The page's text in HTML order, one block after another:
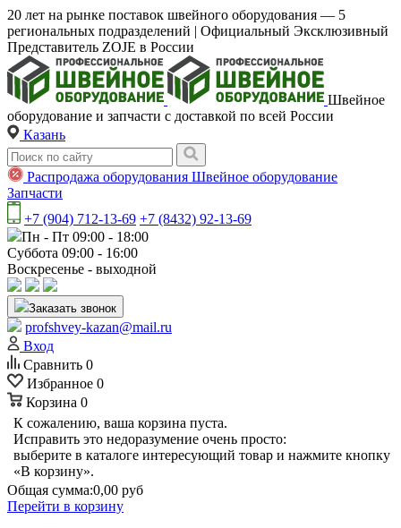
20 лет на рынке поставок швейного оборудования — 5
региональных подразделений | Официальный Эксклюзивный
Представитель ZOJE в России
Швейное
оборудование и запчасти с доставкой по всей России
Казань
Распродажа оборудования Швейное оборудование
Запчасти
+7 (904) 712-13-69 +7 (8432) 92-13-69
Пн - Пт 09:00 - 18:00
Суббота 09:00 - 16:00
Воскресенье - выходной
Заказать звонок
profshvey-kazan@mail.ru
Вход
Сравнить 0
Избранное 0
Корзина 0
К сожалению, ваша корзина пуста.
Исправить это недоразумение очень просто:
выберите в каталоге интересующий товар и нажмите кнопку
«В корзину».
Общая сумма:0,00 руб
Перейти в корзину